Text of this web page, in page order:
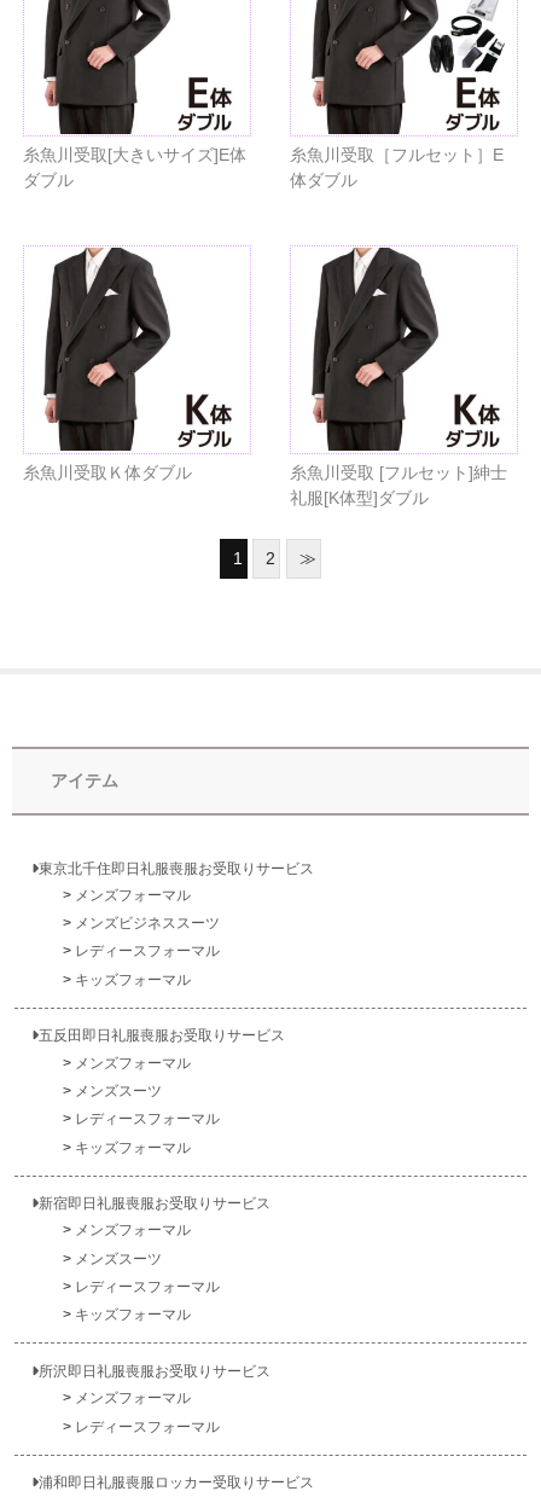
糸魚川受取[大きいサイズ]E体
ダブル
糸魚川受取［フルセット］E
体ダブル
糸魚川受取Ｋ体ダブル
糸魚川受取 [フルセット]紳士
礼服[K体型]ダブル
2 ≫
アイテム
東京北千住即日礼服喪服お受取りサービス
メンズフォーマル
メンズビジネススーツ
レディースフォーマル
キッズフォーマル
五反田即日礼服喪服お受取りサービス
メンズフォーマル
メンズスーツ
レディースフォーマル
キッズフォーマル
新宿即日礼服喪服お受取りサービス
メンズフォーマル
メンズスーツ
レディースフォーマル
キッズフォーマル
所沢即日礼服喪服お受取りサービス
メンズフォーマル
レディースフォーマル
浦和即日礼服喪服ロッカー受取りサービス